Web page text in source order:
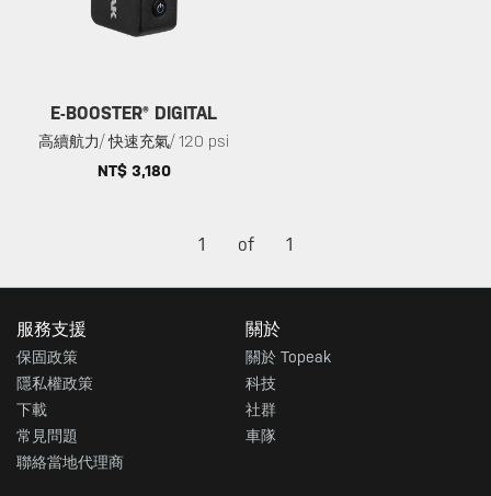
E-BOOSTER® DIGITAL
高續航力/ 快速充氣/ 120 psi
NT$ 3,180
1 of 1
服務支援
保固政策
隱私權政策
下載
常見問題
聯絡當地代理商
關於
關於 Topeak
科技
社群
車隊